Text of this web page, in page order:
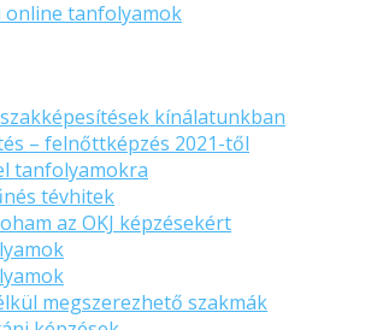
online tanfolyamok
kínálatunkban
– felnőttképzés 2021-től
tanfolyamokra
tévhitek
az OKJ képzésekért
megszerezhető szakmák